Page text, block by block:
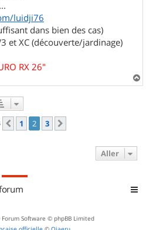
luidji76
dans bien des cas)
et XC (découverte/jardinage)
RX 26"
a
Précédent
1 2 3
Aller
Software © phpBB Limited